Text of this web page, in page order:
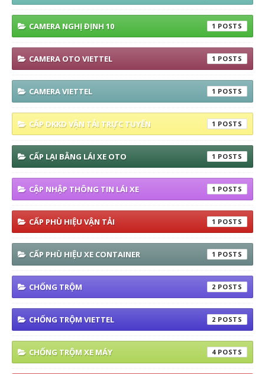
CAMERA NGHỊ ĐỊNH 10 1
CAMERA OTO VIETTEL 1
CAMERA VIETTEL 1
CẤP DKKD VẬN TẢI TRỰC TUYẾN 1
CẤP LẠI BẰNG LÁI XE OTO 1
CẬP NHẬP THÔNG TIN LÁI XE 1
CẤP PHÙ HIỆU VẬN TẢI 1
CẤP PHÙ HIỆU XE CONTAINER 1
CHỐNG TRỘM 2
CHỐNG TRỘM VIETTEL 2
CHỐNG TRỘM XE MÁY 4